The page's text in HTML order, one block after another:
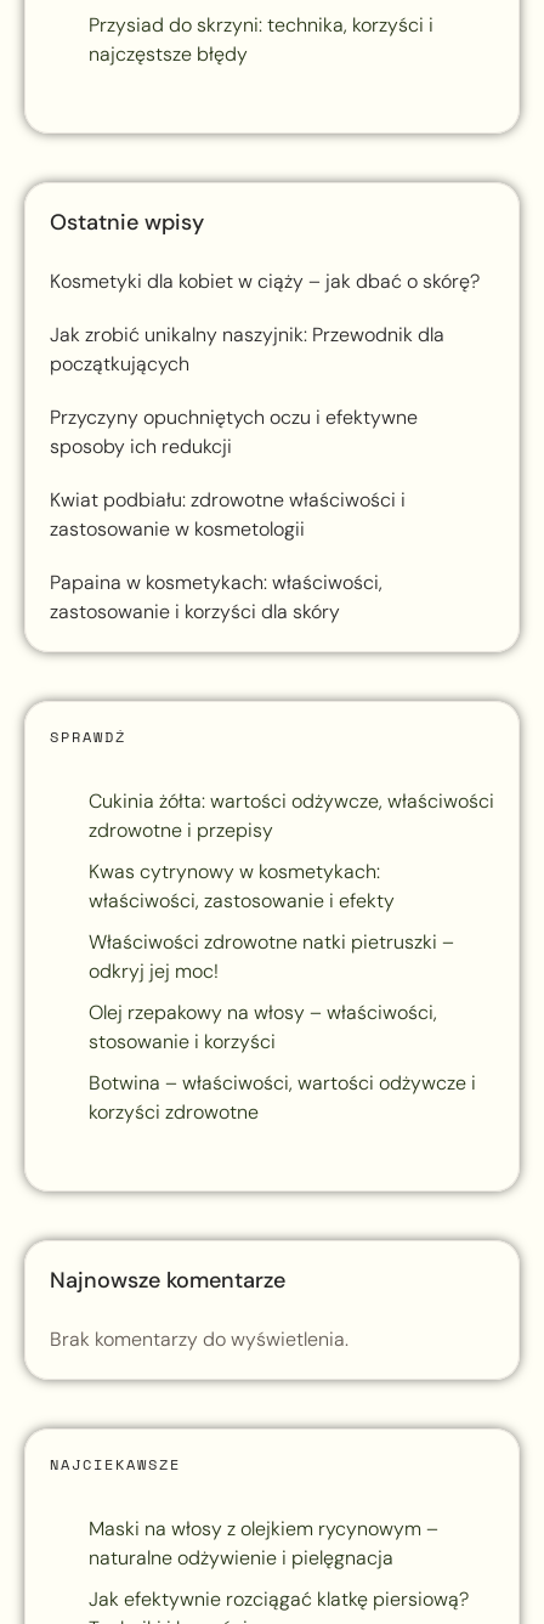
Przysiad do skrzyni: technika, korzyści i
najczęstsze błędy
Ostatnie wpisy
Kosmetyki dla kobiet w ciąży – jak dbać o skórę?
Jak zrobić unikalny naszyjnik: Przewodnik dla
początkujących
Przyczyny opuchniętych oczu i efektywne
sposoby ich redukcji
Kwiat podbiału: zdrowotne właściwości i
zastosowanie w kosmetologii
Papaina w kosmetykach: właściwości,
zastosowanie i korzyści dla skóry
SPRAWDŹ
Cukinia żółta: wartości odżywcze, właściwości
zdrowotne i przepisy
Kwas cytrynowy w kosmetykach:
właściwości, zastosowanie i efekty
Właściwości zdrowotne natki pietruszki –
odkryj jej moc!
Olej rzepakowy na włosy – właściwości,
stosowanie i korzyści
Botwina – właściwości, wartości odżywcze i
korzyści zdrowotne
Najnowsze komentarze
Brak komentarzy do wyświetlenia.
NAJCIEKAWSZE
Maski na włosy z olejkiem rycynowym –
naturalne odżywienie i pielęgnacja
Jak efektywnie rozciągać klatkę piersiową?